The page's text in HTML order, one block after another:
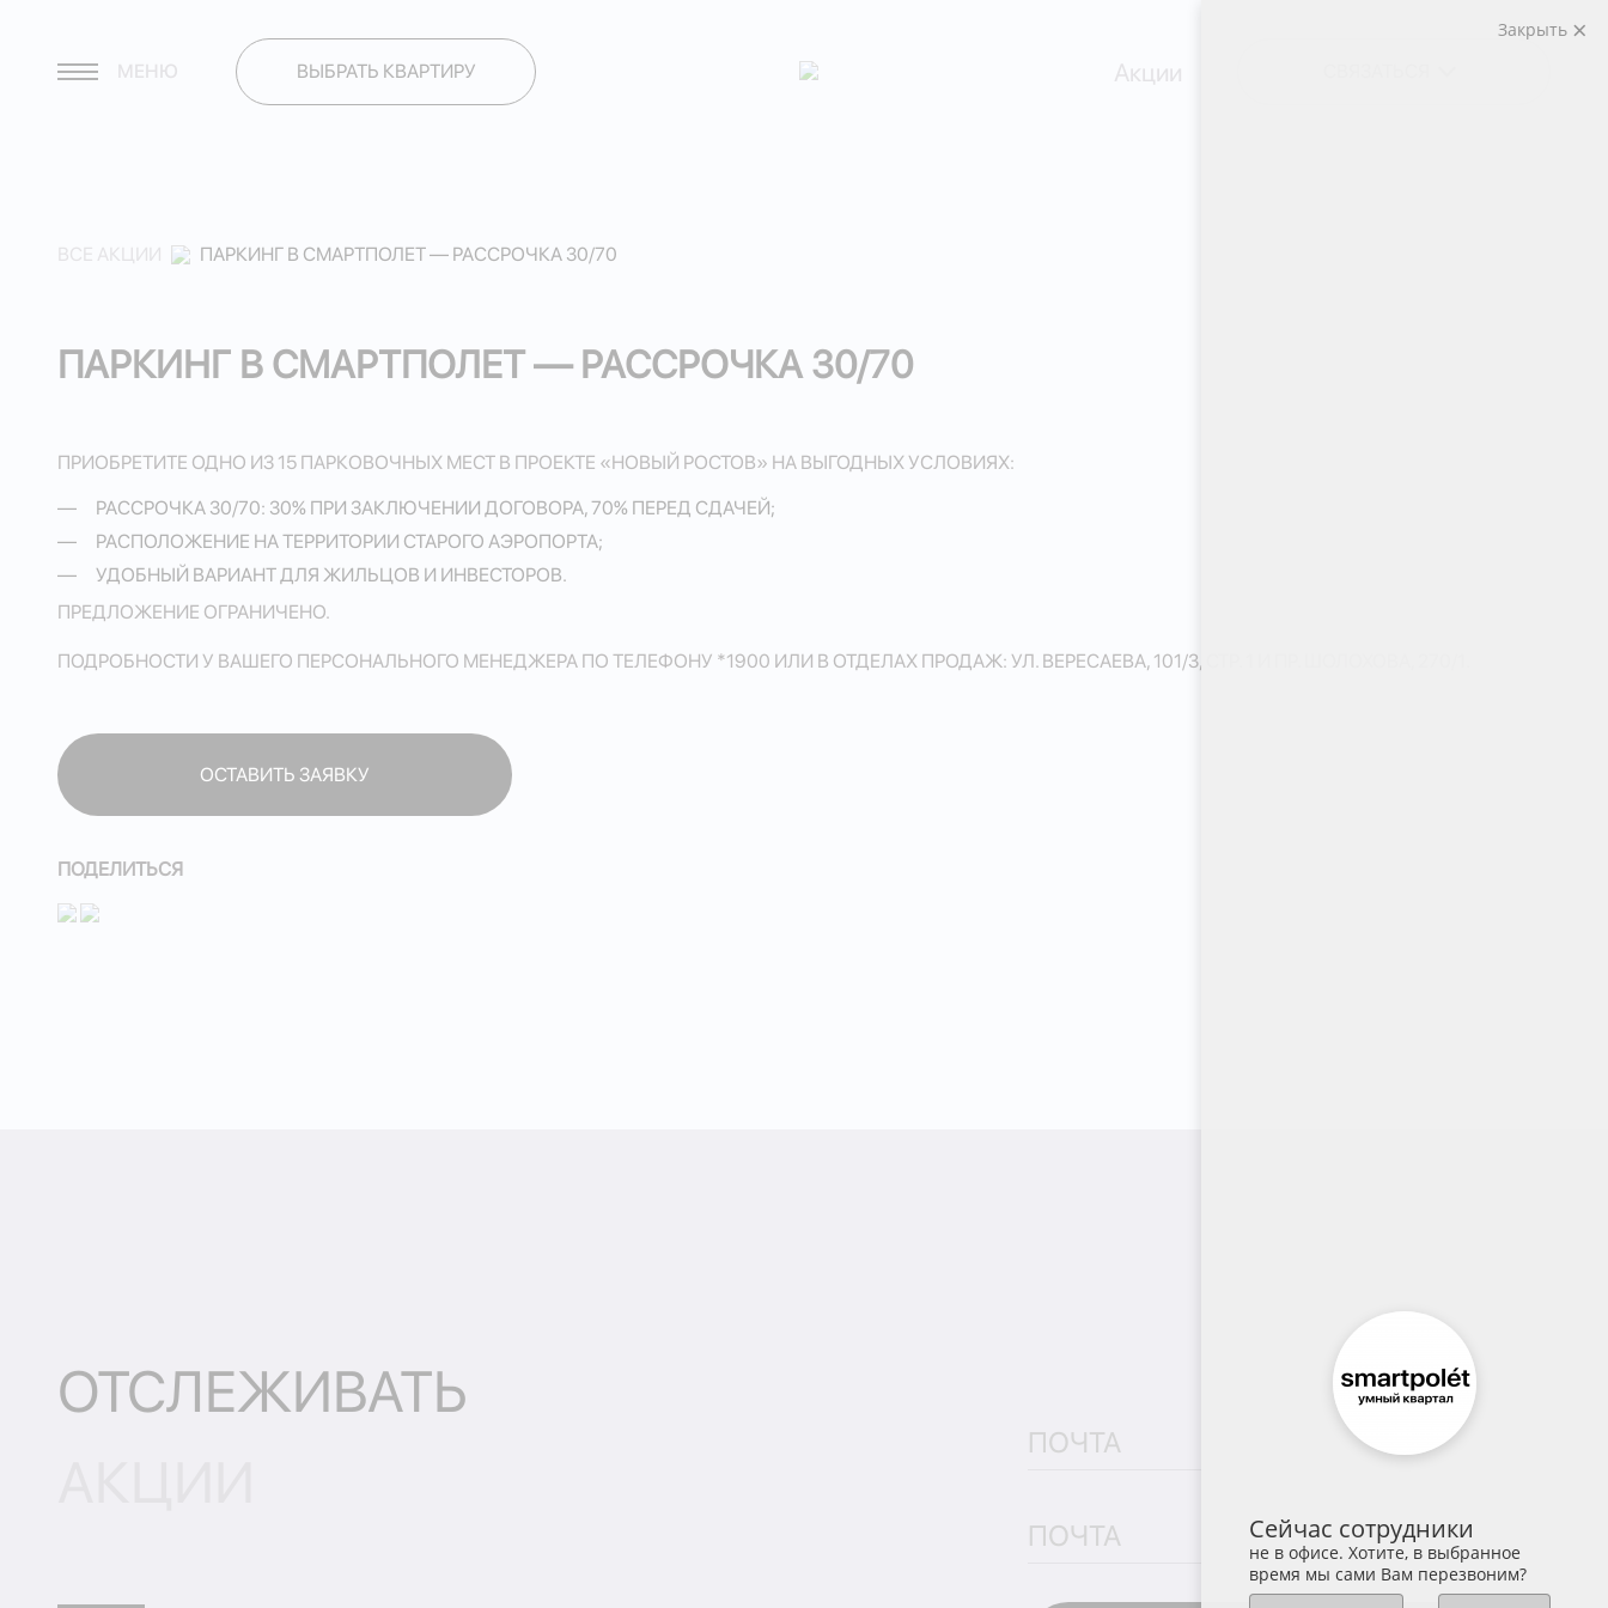
МЕНЮ ВЫБРАТЬ КВАРТИРУ Акции
ВСЕ АКЦИИ ПАРКИНГ В СМАРТПОЛЕТ — РАССРОЧКА 30/70
ПАРКИНГ В СМАРТПОЛЕТ — РАССРОЧКА 30/70
ПРИОБРЕТИТЕ ОДНО ИЗ 15 ПАРКОВОЧНЫХ МЕСТ В ПРОЕКТЕ «НОВЫЙ РОСТОВ» НА ВЫГОДНЫХ УСЛОВИЯХ:
РАССРОЧКА 30/70: 30% ПРИ ЗАКЛЮЧЕНИИ ДОГОВОРА, 70% ПЕРЕД СДАЧЕЙ;
РАСПОЛОЖЕНИЕ НА ТЕРРИТОРИИ СТАРОГО АЭРОПОРТА;
УДОБНЫЙ ВАРИАНТ ДЛЯ ЖИЛЬЦОВ И ИНВЕСТОРОВ.
ПРЕДЛОЖЕНИЕ ОГРАНИЧЕНО.
ПОДРОБНОСТИ У ВАШЕГО ПЕРСОНАЛЬНОГО МЕНЕДЖЕРА ПО ТЕЛЕФОНУ *1900 ИЛИ В ОТДЕЛАХ ПРОДАЖ: УЛ. ВЕРЕСАЕВА, 101/3, СТР. 1 И ПР. ШОЛОХОВА, 270/1.
ОСТАВИТЬ ЗАЯВКУ
ПОДЕЛИТЬСЯ
ОТСЛЕЖИВАТЬ
Закрыть
Сейчас сотрудники
не в офисе. Хотите, в выбранное
время мы сами Вам перезвоним?